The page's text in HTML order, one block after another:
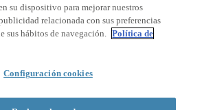
Barcelona - URL |
su dispositivo para mejorar nuestros
relacionada con sus preferencias
sus hábitos de navegación. Política de
Configuración cookies